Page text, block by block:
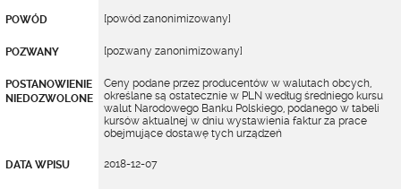
POWÓD [powód zanonimizowany]
POZWANY [pozwany zanonimizowany]
POSTANOWIENIE
NIEDOZWOLONE
Ceny podane przez producentów w walutach obcych,
określane są ostatecznie w PLN według średniego kursu
walut Narodowego Banku Polskiego, podanego w tabeli
kursów aktualnej w dniu wystawienia faktur za prace
obejmujące dostawę tych urządzeń
DATA WPISU 2018-12-07